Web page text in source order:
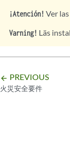
¡Atención! Ver
Varning! Läs
arrow_backward PREVIOUS
火災安全要件